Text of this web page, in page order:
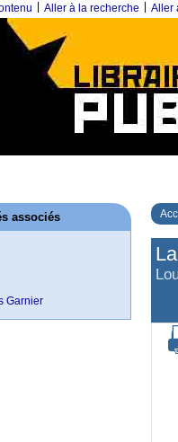
Aller à la recherche Aller
associés
Garnier